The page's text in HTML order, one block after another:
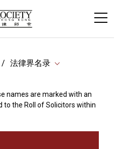
法律界名录
names are marked with an
to the Roll of Solicitors within